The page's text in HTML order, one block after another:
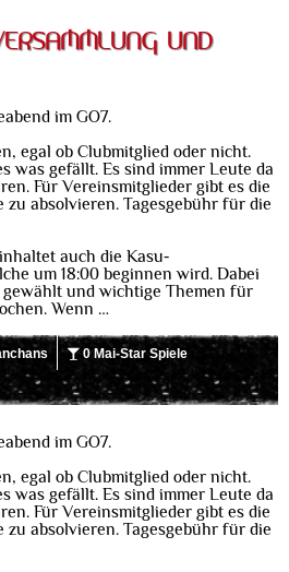
und
im GO7.
egal ob Clubmitglied oder nicht.
was gefällt. Es sind immer Leute da
Für Vereinsmitglieder gibt es die
zu absolvieren. Tagesgebühr für die
auch die Kasu-
um 18:00 beginnen wird. Dabei
und wichtige Themen für
Wenn …
0 Mai-Star Spiele
im GO7.
egal ob Clubmitglied oder nicht.
was gefällt. Es sind immer Leute da
Für Vereinsmitglieder gibt es die
zu absolvieren. Tagesgebühr für die